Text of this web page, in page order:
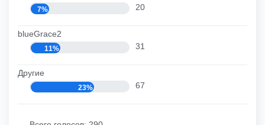
7% 20
blueGrace2
11% 31
Другие
23% 67